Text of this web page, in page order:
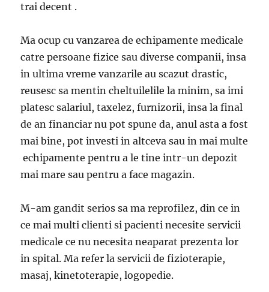
trai decent .
Ma ocup cu vanzarea de echipamente medicale
catre persoane fizice sau diverse companii, insa
in ultima vreme vanzarile au scazut drastic,
reusesc sa mentin cheltuilelile la minim, sa imi
platesc salariul, taxelez, furnizorii, insa la final
de an financiar nu pot spune da, anul asta a fost
mai bine, pot investi in altceva sau in mai multe
echipamente pentru a le tine intr-un depozit
mai mare sau pentru a face magazin.
M-am gandit serios sa ma reprofilez, din ce in
ce mai multi clienti si pacienti necesite servicii
medicale ce nu necesita neaparat prezenta lor
in spital. Ma refer la servicii de fizioterapie,
masaj, kinetoterapie, logopedie.